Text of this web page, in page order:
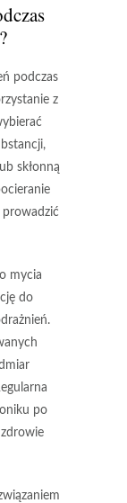
podczas
z
skłonną
prowadzić
mycia
do
po